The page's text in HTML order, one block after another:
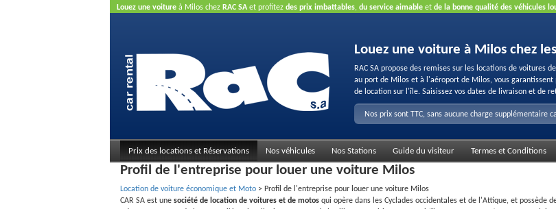
Louez une voiture à Milos chez RAC SA et profitez des prix imbattables, du service aimable et de la bonne qualité des véhicules
Louez une voiture à Milos chez
RAC SA propose des remises sur les locations de voitures
au port de Milos et à l'aéroport de Milos, vous
de location sur l'île. Saisissez vos dates de livraison et de
Nos prix sont TTC, sans aucune charge supplémentaire
Prix des locations et Réservations Nos véhicules Nos Stations Guide du visiteur Termes et Conditions
Profil de l'entreprise pour louer une voiture Milos
Location de voiture économique et Moto > Profil de l'entreprise pour louer une voiture Milos
CAR SA est une société de location de voitures et de motos qui opère dans les Cyclades occidentales et de l'Attique, et possède